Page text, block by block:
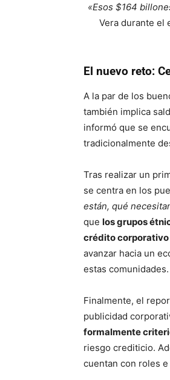
«Esos $164
Vera durante el
El nuevo reto:
A la par de los
también implica
informó que se
tradicionalmente
Tras realizar un
se centra en los
están, qué
que los grupos
crédito corporativo
avanzar hacia un
estas comunidades.
Finalmente, el
publicidad
formalmente
riesgo crediticio.
cuentan con roles